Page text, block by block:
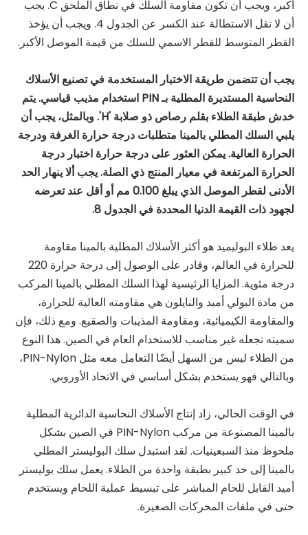
أكبر، ويجب أن تكون مقاومة السلك في نطاق الملحق C. يجب
أن لا تقل الاستطالة عند الكسر عن الجدول 4. ويجب أن يؤخذ
القطر المتوسط ​​للقطر الاسمي للسلك من قيمة الموصل الأكبر.
يجب أن تتضمن طريقة الاختبار المستخدمة في تصنيع الأسلاك
النحاسية المستديرة المطلية بـ PIN استخدام مذيب قياسي. يتم
خدش طبقة الطلاء بقلم رصاص ذو صلابة 'H'. وبالمثل، يجب أن
يلبي السلك المطلي بالمينا متطلبات درجة حرارة الغرفة ودرجة
الحرارة العالية. يمكن العثور على درجة حرارة اختبار درجة
الحرارة المرتفعة في معيار المنتج ذي الصلة. يجب ألا ينهار الحد
الأدنى لقطر الموصل الذي يبلغ 0.100 مم أو أقل عند تعرضه
لجهود ذات القيمة الدنيا المحددة في الجدول 8.
يعد طلاء البوليميد هو أكثر الأسلاك المطلية بالمينا مقاومة
للحرارة في العالم، وقادر على الوصول إلى درجة حرارة 220
درجة مئوية. المزايا الرئيسية لهذا السلك المطلي بالمينا المركب
من مادة البولي أميد والنايلون هي مقاومته العالية للحرارة،
والمقاومة الكيميائية، ومقاومة المذيبات والصقيع. ومع ذلك، فإن
سميته تجعله غير مناسب للاستخدام العام في الصين. هذا النوع
من الطلاء ليس من السهل أيضًا التعامل معه مثل PIN-Nylon،
وبالتالي فهو يستخدم بشكل أساسي في الاتحاد الأوروبي.
في الوقت الحالي، زاد إنتاج الأسلاك النحاسية الدائرية المطلية
بالمينا المصنوعة من مركب PIN-Nylon في الصين بشكل
ملحوظ منذ السبعينيات. لقد استبدل سلك البوليستر المطلي
بالمينا إلى حد كبير بطبقة واحدة من الطلاء. يعمل سلك بوليستر
أميد القابل للحام المباشر على تبسيط عملية اللحام ويستخدم
حتى في ملفات المحركات الصغيرة.